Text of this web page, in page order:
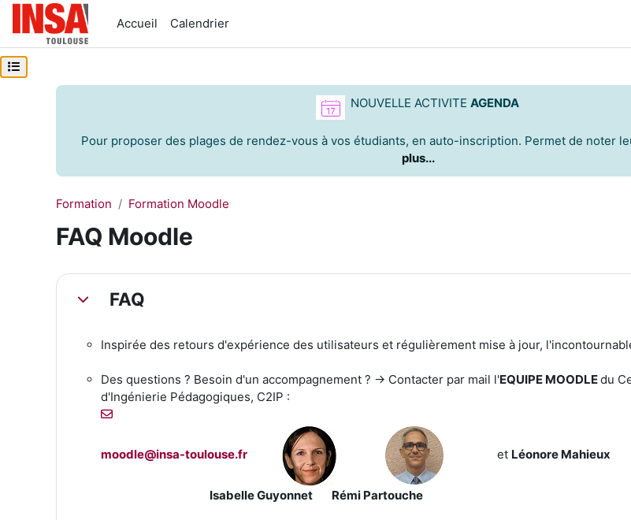
Passer au contenu principal
Accueil
Calendrier
Ouvrir l’index du cours
NOUVELLE ACTIVITE AGENDA
Pour proposer des plages de rendez-vous à vos étudiants, en auto-inscription. Permet de noter
plus...
Formation Formation Moodle
FAQ Moodle
Résumé de section
ReplierFAQ
Inspirée des retours d'expérience des utilisateurs et régulièrement mise à jour,
Des questions ? Besoin d'un accompagnement ? → Contacter par mail l'EQUIPE MOODLEdu
d'Ingénierie Pédagogiques, C2IP :
moodle@insa-toulouse.fr et Léonore Mahieux
Isabelle Guyonnet Rémi Partouche